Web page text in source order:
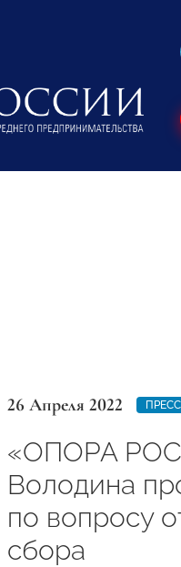
26 Апреля 2022
«ОПОРА
Володина
по вопросу
сбора